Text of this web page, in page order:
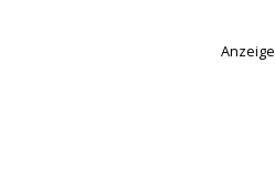
Anzeige